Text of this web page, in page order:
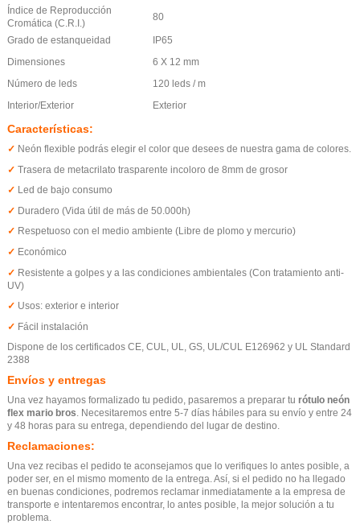
Índice de Reproducción
Cromática (C.R.I.)
80
Grado de estanqueidad
IP65
Dimensiones
6 X 12 mm
Número de leds
120 leds / m
Interior/Exterior
Exterior
Características:
✓ Neón flexible podrás elegir el color que desees de nuestra gama de colores.
✓ Trasera de metacrilato trasparente incoloro de 8mm de grosor
✓ Led de bajo consumo
✓ Duradero (Vida útil de más de 50.000h)
✓ Respetuoso con el medio ambiente (Libre de plomo y mercurio)
✓ Económico
✓ Resistente a golpes y a las condiciones ambientales (Con tratamiento anti-
UV)
✓ Usos: exterior e interior
✓ Fácil instalación
Dispone de los certificados CE, CUL, UL, GS, UL/CUL E126962 y UL Standard
2388
Envíos y entregas
Una vez hayamos formalizado tu pedido, pasaremos a preparar tu rótulo neón
flex mario bros. Necesitaremos entre 5-7 días hábiles para su envío y entre 24
y 48 horas para su entrega, dependiendo del lugar de destino.
Reclamaciones:
Una vez recibas el pedido te aconsejamos que lo verifiques lo antes posible, a
poder ser, en el mismo momento de la entrega. Así, si el pedido no ha llegado
en buenas condiciones, podremos reclamar inmediatamente a la empresa de
transporte e intentaremos encontrar, lo antes posible, la mejor solución a tu
problema.